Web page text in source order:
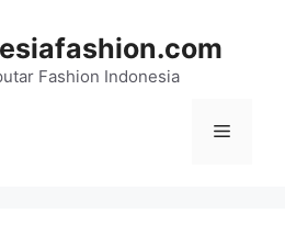
Fashion Indonesia
Menu